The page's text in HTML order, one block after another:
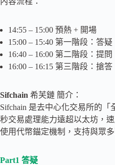
14:55 – 15:00 預熱 + 開場
15:00 – 15:40 第一階段：答疑
16:40 – 16:00 第二階段：提問
16:00 – 16:15 第三階段：搶答
Sifchain 希芙鏈 簡介：
Sifchain 是去中心化交易所的
秒交易處理能力遠超以太坊，
使用代幣錨定機制，支持與眾
Part1 答疑